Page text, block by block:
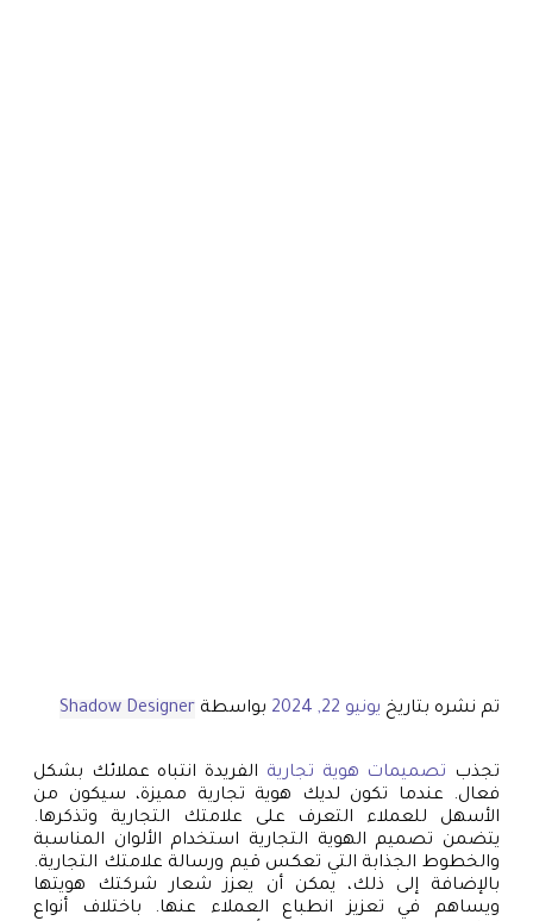
تم نشره بتاريخ يونيو 22, 2024 بواسطة Shadow Designer
تجذب تصميمات هوية تجارية الفريدة انتباه عملائك بشكل
فعال. عندما تكون لديك هوية تجارية مميزة، سيكون من
الأسهل للعملاء التعرف على علامتك التجارية وتذكرها.
يتضمن تصميم الهوية التجارية استخدام الألوان المناسبة
والخطوط الجذابة التي تعكس قيم ورسالة علامتك التجارية.
بالإضافة إلى ذلك، يمكن أن يعزز شعار شركتك هويتها
ويساهم في تعزيز انطباع العملاء عنها. باختلاف أنواع